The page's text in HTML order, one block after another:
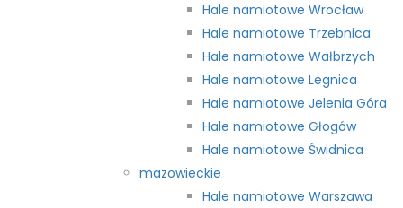
Hale namiotowe Wrocław
Hale namiotowe Trzebnica
Hale namiotowe Wałbrzych
Hale namiotowe Legnica
Hale namiotowe Jelenia Góra
Hale namiotowe Głogów
Hale namiotowe Świdnica
mazowieckie
Hale namiotowe Warszawa